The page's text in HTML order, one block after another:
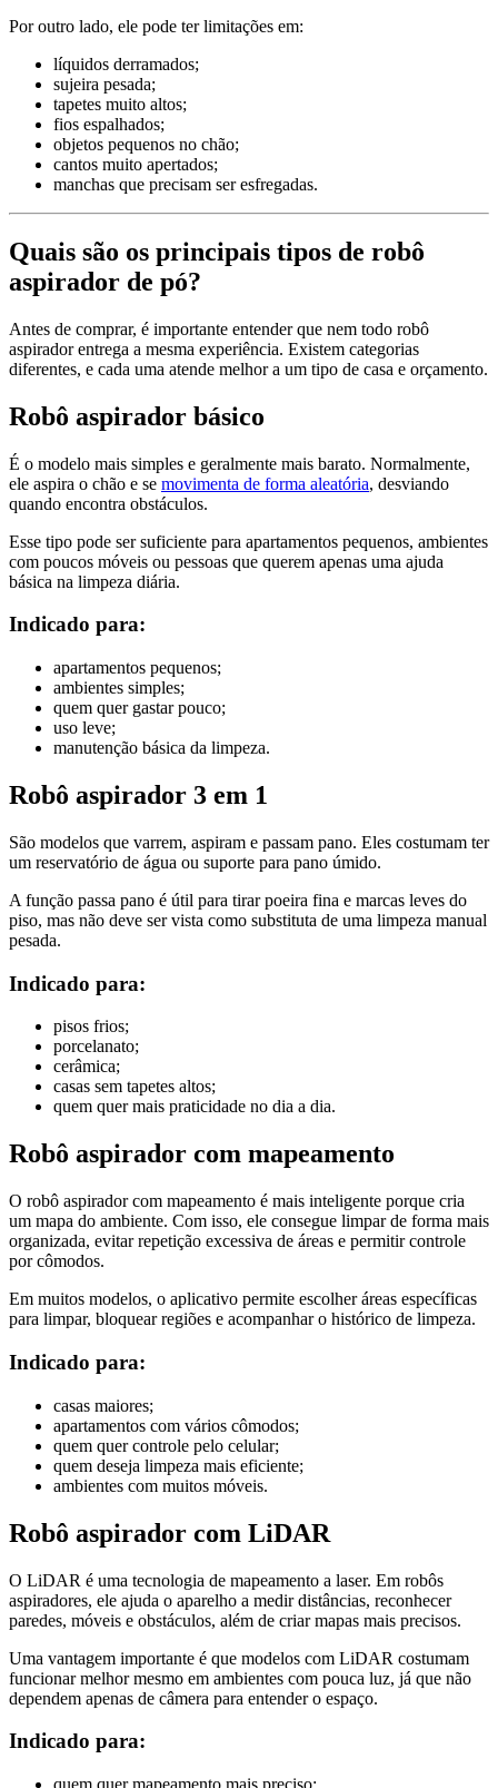
Por outro lado, ele pode ter limitações em:
líquidos derramados;
sujeira pesada;
tapetes muito altos;
fios espalhados;
objetos pequenos no chão;
cantos muito apertados;
manchas que precisam ser esfregadas.
Quais são os principais tipos de robô
aspirador de pó?
Antes de comprar, é importante entender que nem todo robô
aspirador entrega a mesma experiência. Existem categorias
diferentes, e cada uma atende melhor a um tipo de casa e orçamento.
Robô aspirador básico
É o modelo mais simples e geralmente mais barato. Normalmente,
ele aspira o chão e se movimenta de forma aleatória, desviando
quando encontra obstáculos.
Esse tipo pode ser suficiente para apartamentos pequenos, ambientes
com poucos móveis ou pessoas que querem apenas uma ajuda
básica na limpeza diária.
Indicado para:
apartamentos pequenos;
ambientes simples;
quem quer gastar pouco;
uso leve;
manutenção básica da limpeza.
Robô aspirador 3 em 1
São modelos que varrem, aspiram e passam pano. Eles costumam ter
um reservatório de água ou suporte para pano úmido.
A função passa pano é útil para tirar poeira fina e marcas leves do
piso, mas não deve ser vista como substituta de uma limpeza manual
pesada.
Indicado para:
pisos frios;
porcelanato;
cerâmica;
casas sem tapetes altos;
quem quer mais praticidade no dia a dia.
Robô aspirador com mapeamento
O robô aspirador com mapeamento é mais inteligente porque cria
um mapa do ambiente. Com isso, ele consegue limpar de forma mais
organizada, evitar repetição excessiva de áreas e permitir controle
por cômodos.
Em muitos modelos, o aplicativo permite escolher áreas específicas
para limpar, bloquear regiões e acompanhar o histórico de limpeza.
Indicado para:
casas maiores;
apartamentos com vários cômodos;
quem quer controle pelo celular;
quem deseja limpeza mais eficiente;
ambientes com muitos móveis.
Robô aspirador com LiDAR
O LiDAR é uma tecnologia de mapeamento a laser. Em robôs
aspiradores, ele ajuda o aparelho a medir distâncias, reconhecer
paredes, móveis e obstáculos, além de criar mapas mais precisos.
Uma vantagem importante é que modelos com LiDAR costumam
funcionar melhor mesmo em ambientes com pouca luz, já que não
dependem apenas de câmera para entender o espaço.
Indicado para:
quem quer mapeamento mais preciso;